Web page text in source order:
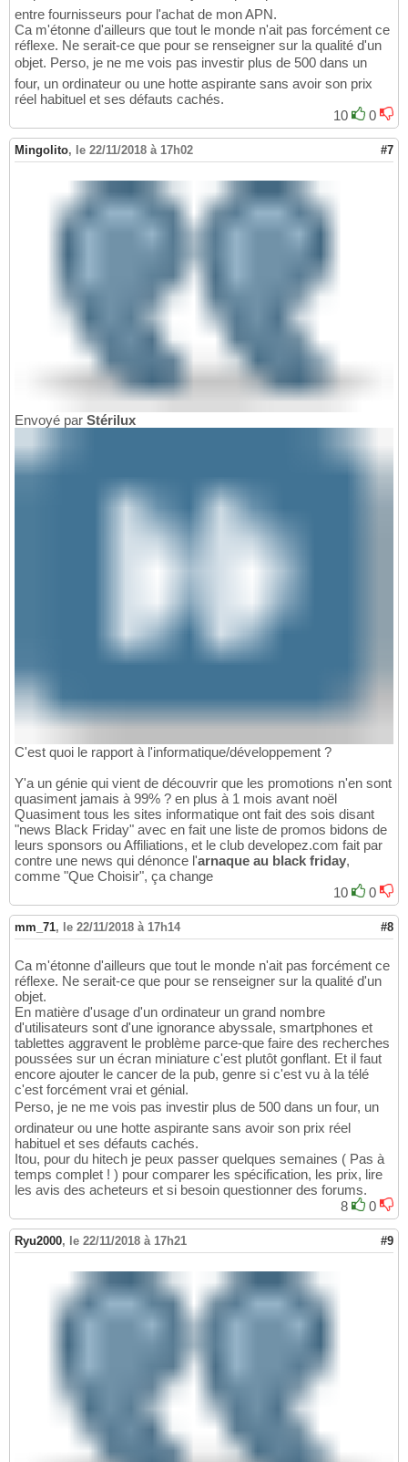
entre fournisseurs pour l'achat de mon APN.
Ca m'étonne d'ailleurs que tout le monde n'ait pas forcément ce
réflexe. Ne serait-ce que pour se renseigner sur la qualité d'un
objet. Perso, je ne me vois pas investir plus de 500 dans un
four, un ordinateur ou une hotte aspirante sans avoir son prix
réel habituel et ses défauts cachés.
10
0
Mingolito, le 22/11/2018 à 17h02 #7
Envoyé par Stérilux
C'est quoi le rapport à l'informatique/développement ?
Y'a un génie qui vient de découvrir que les promotions n'en sont
quasiment jamais à 99% ? en plus à 1 mois avant noël
Quasiment tous les sites informatique ont fait des sois disant
"news Black Friday" avec en fait une liste de promos bidons de
leurs sponsors ou Affiliations, et le club developez.com fait par
contre une news qui dénonce l'arnaque au black friday,
comme "Que Choisir", ça change
10
0
mm_71, le 22/11/2018 à 17h14 #8
Ca m'étonne d'ailleurs que tout le monde n'ait pas forcément ce
réflexe. Ne serait-ce que pour se renseigner sur la qualité d'un
objet.
En matière d'usage d'un ordinateur un grand nombre
d'utilisateurs sont d'une ignorance abyssale, smartphones et
tablettes aggravent le problème parce-que faire des recherches
poussées sur un écran miniature c'est plutôt gonflant. Et il faut
encore ajouter le cancer de la pub, genre si c'est vu à la télé
c'est forcément vrai et génial.
Perso, je ne me vois pas investir plus de 500 dans un four, un
ordinateur ou une hotte aspirante sans avoir son prix réel
habituel et ses défauts cachés.
Itou, pour du hitech je peux passer quelques semaines ( Pas à
temps complet ! ) pour comparer les spécification, les prix, lire
les avis des acheteurs et si besoin questionner des forums.
8
0
Ryu2000, le 22/11/2018 à 17h21 #9